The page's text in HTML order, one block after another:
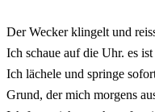
Der Wecker klingelt und
Ich schaue auf die Uhr. es
Ich lächele und springe
Grund, der mich morgens